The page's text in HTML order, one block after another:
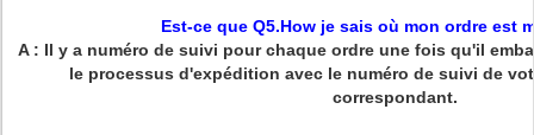
Est-ce que Q5.How je sais où mon ordre est
A : Il y a numéro de suivi pour chaque ordre une fois qu'il
le processus d'expédition avec le numéro de suivi de
correspondant.